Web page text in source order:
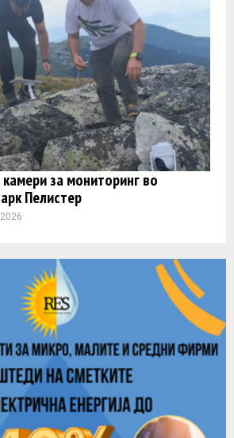
за мониторинг во
Пелистер